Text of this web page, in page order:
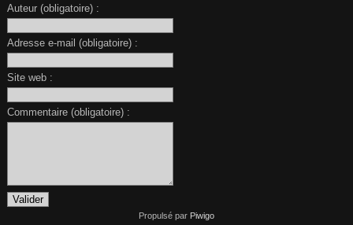
Auteur (obligatoire) :
Adresse e-mail (obligatoire) :
Site web :
Commentaire (obligatoire) :
Propulsé par Piwigo